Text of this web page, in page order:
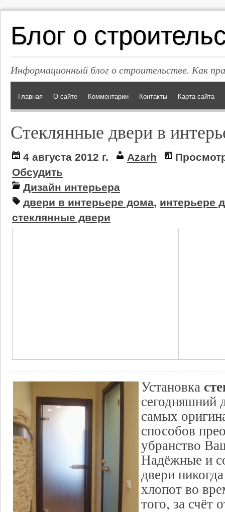
Блог о
Информационный блог о строительстве. Как
Главная О сайте Комментарии Контакты Карта сайта
Стеклянные двери в
4 августа 2012 г. Azarh
Обсудить
Дизайн интерьера
двери в интерьере дома, интерьере
стеклянные двери
Установка
сегодняшний
самых
способов
убранство
Надёжные и
двери
хлопот во
того, за счёт